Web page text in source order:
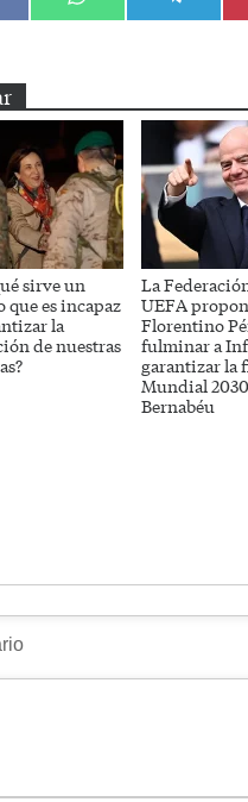
en en
sirve un
que es incapaz
la
de nuestras
La
UEFA
Florentino
fulminar a
garantizar la
Mundial
Bernabéu